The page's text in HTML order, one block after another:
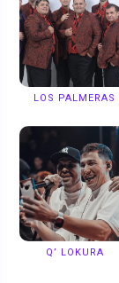
LOS PALMERAS
Q’ LOKURA